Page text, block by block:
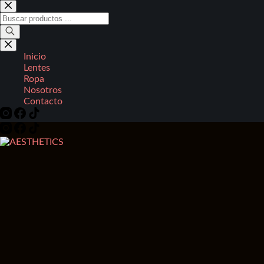
Saltar
al
contenido
Búsqueda
de
productos
Inicio
Lentes
Ropa
Nosotros
Contacto